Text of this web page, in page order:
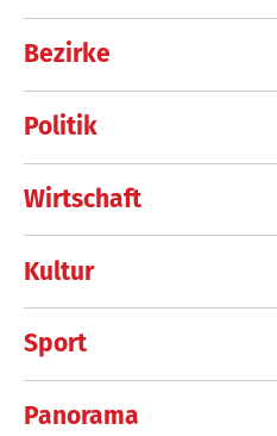
Bezirke
Politik
Wirtschaft
Kultur
Sport
Panorama